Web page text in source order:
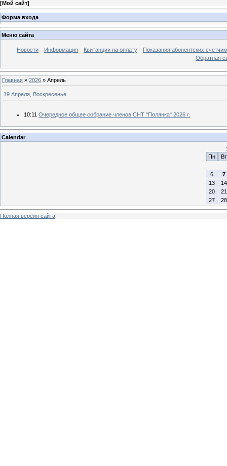
[Мой сайт]
Форма входа
Меню сайта
Новости Информация Квитанции на оплату
Показания абонентских
Обратная
Главная » 2026 » Апрель
19 Апреля, Воскресенье
10:11 Очередное общее собрание членов СНТ "Полянка" 2026 г.
Calendar
Пн
Вт
6
7
13
14
20
21
27
28
Полная версия сайта